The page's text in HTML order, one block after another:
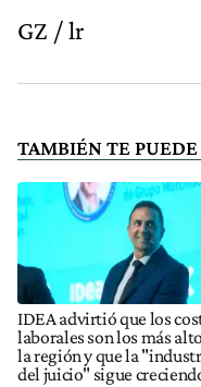
GZ / lr
TAMBIÉN TE PUEDE
IDEA advirtió que los
laborales son los más
la región y que la
del juicio" sigue